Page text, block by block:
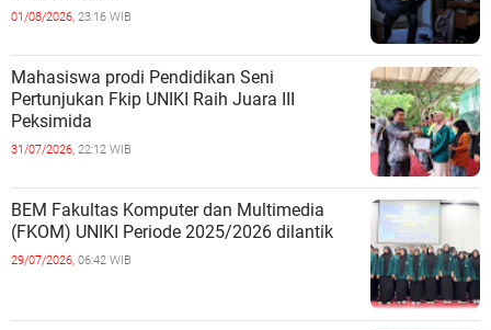
01/08/2026, 23:16 WIB
Mahasiswa prodi Pendidikan Seni
Pertunjukan Fkip UNIKI Raih Juara III
Peksimida
31/07/2026, 22:12 WIB
BEM Fakultas Komputer dan Multimedia
(FKOM) UNIKI Periode 2025/2026 dilantik
29/07/2026, 06:42 WIB